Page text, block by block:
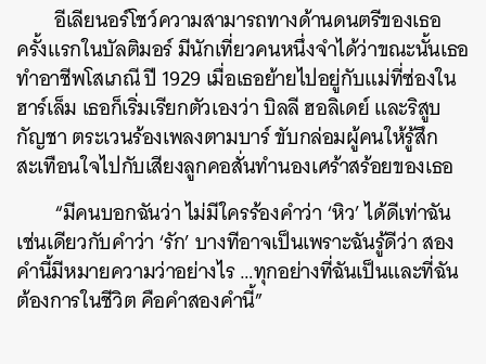
อีเลียนอร์โชว์ความสามารถทางด้านดนตรีของเธอ
ครั้งแรกในบัลติมอร์ มีนักเที่ยวคนหนึ่งจำได้ว่าขณะนั้นเธอ
ทำอาชีพโสเภณี ปี 1929 เมื่อเธอย้ายไปอยู่กับแม่ที่ซ่องใน
ฮาร์เล็ม เธอก็เริ่มเรียกตัวเองว่า บิลลี ฮอลิเดย์ และริสูบ
กัญชา ตระเวนร้องเพลงตามบาร์ ขับกล่อมผู้คนให้รู้สึก
สะเทือนใจไปกับเสียงลูกคอสั่นทำนองเศร้าสร้อยของเธอ
“มีคนบอกฉันว่า ไม่มีใครร้องคำว่า ‘หิว’ ได้ดีเท่าฉัน
เช่นเดียวกับคำว่า ‘รัก’ บางทีอาจเป็นเพราะฉันรู้ดีว่า สอง
คำนี้มีหมายความว่าอย่างไร …ทุกอย่างที่ฉันเป็นและที่ฉัน
ต้องการในชีวิต คือคำสองคำนี้”